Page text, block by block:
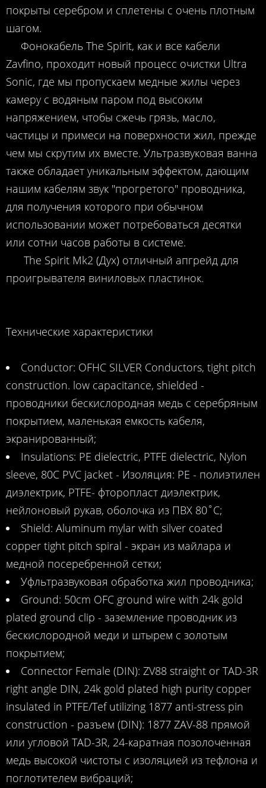
покрыты серебром и сплетены с очень плотным
шагом.
Фонокабель The Spirit, как и все кабели
Zavfino, проходит новый процесс очистки Ultra
Sonic, где мы пропускаем медные жилы через
камеру с водяным паром под высоким
напряжением, чтобы сжечь грязь, масло,
частицы и примеси на поверхности жил, прежде
чем мы скрутим их вместе. Ультразвуковая ванна
также обладает уникальным эффектом, дающим
нашим кабелям звук "прогретого" проводника,
для получения которого при обычном
использовании может потребоваться десятки
или сотни часов работы в системе.
The Spirit Mk2 (Дух) отличный апгрейд для
проигрывателя виниловых пластинок.
Технические характеристики
Conductor: OFHC SILVER Conductors, tight pitch
construction. low capacitance, shielded -
проводники бескислородная медь с серебряным
покрытием, маленькая емкость кабеля,
экранированный;
Insulations: PE dielectric, PTFE dielectric, ­Nylon
sleeve, 80C PVC jacket - Изоляция: PE - полиэтилен
диэлектрик, PTFE- фторопласт диэлектрик,
нейлоновый рукав, оболочка из ПВХ 80˚C;
Shield: Aluminum mylar with silver coated
copper tight pitch spiral - экран из майлара и
медной посеребренной сетки;
Уфльтразвуковая обработка жил проводника;
Ground: 50cm OFC ground wire with 24k gold
plated ground clip - заземление проводник из
бескислородной меди и штырем с золотым
покрытием;
Connector Female (DIN): ZV88 straight or TAD-3R
right angle DIN, 24k gold plated high purity copper
insulated in PTFE/Tef utilizing 1877 anti-stress pin
construction - разъем (DIN): 1877 ZAV-88 прямой
или угловой TAD-3R, 24-каратная позолоченная
медь высокой чистоты с изоляцией из тефлона и
поглотителем вибраций;